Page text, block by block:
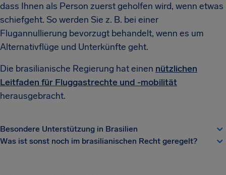
dass Ihnen als Person zuerst geholfen wird, wenn etwas
schiefgeht. So werden Sie z. B. bei einer
Flugannullierung bevorzugt behandelt, wenn es um
Alternativflüge und Unterkünfte geht.
Die brasilianische Regierung hat einen nützlichen
Leitfaden für Fluggastrechte und -mobilität
herausgebracht.
Besondere Unterstützung in Brasilien
Was ist sonst noch im brasilianischen Recht geregelt?